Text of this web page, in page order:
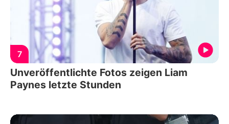
7
Unveröffentlichte Fotos zeigen Liam
Paynes letzte Stunden